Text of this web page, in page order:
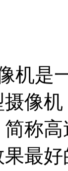
机是
像
称
最